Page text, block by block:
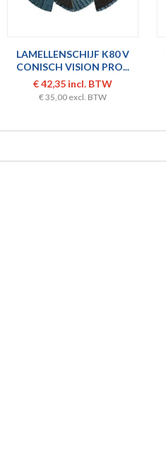
LAMELLENSCHIJF K80 V
CONISCH VISION PRO...
€ 42,35 incl. BTW
€ 35,00 excl. BTW